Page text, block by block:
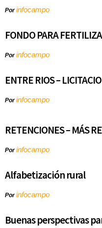
Porinfocampo
FONDO PARA
Porinfocampo
ENTRE RIOS –
Porinfocampo
RETENCIONES – MÁS
Porinfocampo
Alfabetización rural
Porinfocampo
Buenas perspectivas